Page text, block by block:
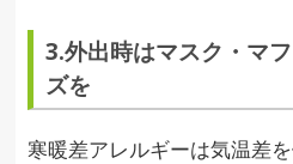
3.外出時はマスク・マ
ズを
寒暖差アレルギーは気温差